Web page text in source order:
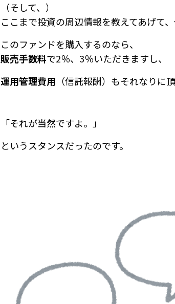
（そして、）
ここまで投資の周辺情報を教えてあげて
このファンドを購入するのなら、
販売手数料で2％、3％いただきますし、
運用管理費用 （信託報酬）もそれなりに
「それが当然ですよ。」
というスタンスだったのです。